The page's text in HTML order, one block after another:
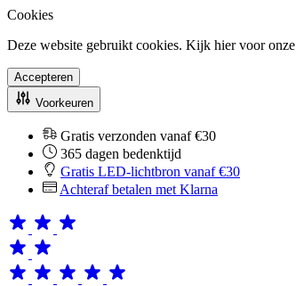
Cookies
Deze website gebruikt cookies. Kijk hier voor onze
Accepteren
Voorkeuren
Gratis verzonden vanaf €30
365 dagen bedenktijd
Gratis LED-lichtbron vanaf €30
Achteraf betalen met Klarna